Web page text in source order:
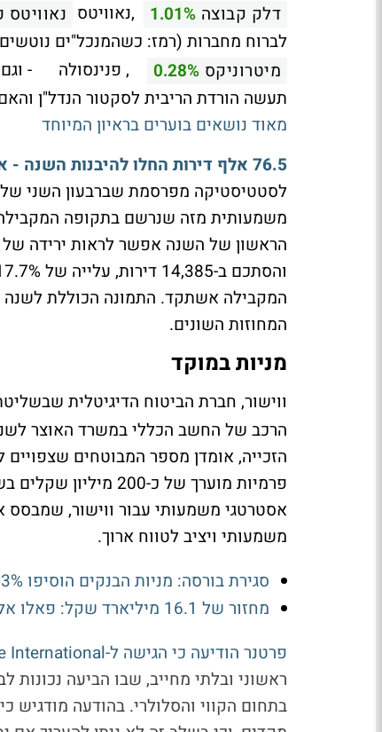
דלק קבוצה 1.01% ,נאוויטס
לברוח מחברות (רמז: כשהמנכל"ים
מיטרוניקס 0.28%
, פנינסולה -
תעשה הורדת הריבית לסקטור הנדל"ן
מאוד נושאים בוערים בראיון המיוחד
76.5 אלף דירות החלו להיבנות השנה - אבל ברבעון האחרון הקצב הואט
המקבילה אשתקד. התמונה הכוללת לשנה
המחוזות השונים.
מניות במוקד
ווישור, חברת הביטוח הדיגיטלית
פרמיות מוערך של כ-
אסטרטגי משמעותי עבור ווישור,
משמעותי ויציב לטווח ארוך.
סגירת בורסה: מניות הבנקים הוסיפו 1.3%, טאואר זינקה ב-9%
מחזור של 16.1 מיליארד שקל: פאלו אלטו עם 1.3 מיליארד שקל - מי עלו ומי ירדו?
פרטנר הודיעה כי הגישה ל-Altice International, בעלת השליטה בקבוצת הוט
ראשוני ובלתי מחייב, שבו הביעה
בתחום הקווי והסלולרי. בהודעה